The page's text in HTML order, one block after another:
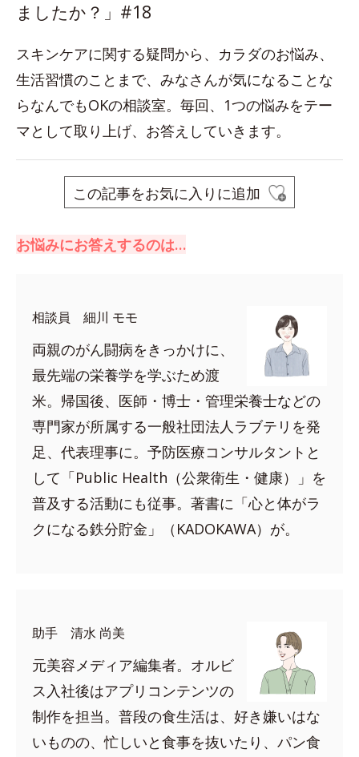
ましたか？」#18
スキンケアに関する疑問から、カラダのお悩み、
生活習慣のことまで、みなさんが気になることな
らなんでもOKの相談室。毎回、1つの悩みをテー
マとして取り上げ、お答えしていきます。
この記事をお気に入りに追加
お悩みにお答えするのは…
相談員 細川 モモ
両親のがん闘病をきっかけに、
最先端の栄養学を学ぶため渡
米。帰国後、医師・博士・管理栄養士などの
専門家が所属する一般社団法人ラブテリを発
足、代表理事に。予防医療コンサルタントと
して「Public Health（公衆衛生・健康）」を
普及する活動にも従事。著書に「心と体がラ
クになる鉄分貯金」（KADOKAWA）が。
助手 清水 尚美
元美容メディア編集者。オルビ
ス入社後はアプリコンテンツの
制作を担当。普段の食生活は、好き嫌いはな
いものの、忙しいと食事を抜いたり、パン食